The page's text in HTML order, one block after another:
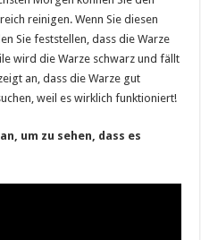
reinigen. Wenn Sie diesen
Sie feststellen, dass die Warze
wird die Warze schwarz und fällt
an, dass die Warze gut
weil es wirklich funktioniert!
um zu sehen, dass es